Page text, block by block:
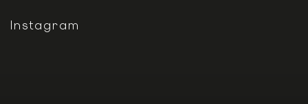
Instagram